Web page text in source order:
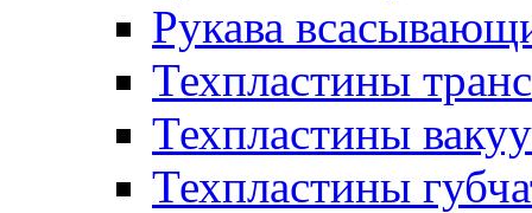
Рукава
Техпластины
Техпластины
Техпластины